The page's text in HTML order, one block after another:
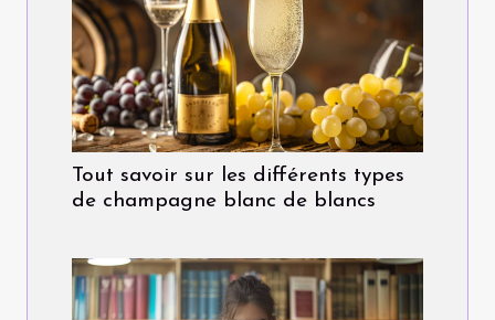
Tout savoir sur les différents types
de champagne blanc de blancs